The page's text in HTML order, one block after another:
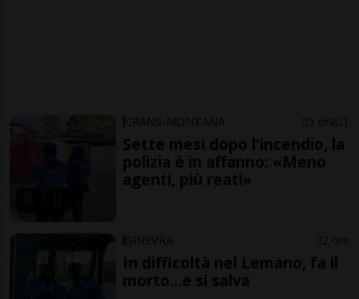
CRANS-MONTANA 1 ora 1
Sette mesi dopo l'incendio, la
polizia è in affanno: «Meno
agenti, più reati»
GINEVRA 2 ore
In difficoltà nel Lemano, fa il
morto...e si salva